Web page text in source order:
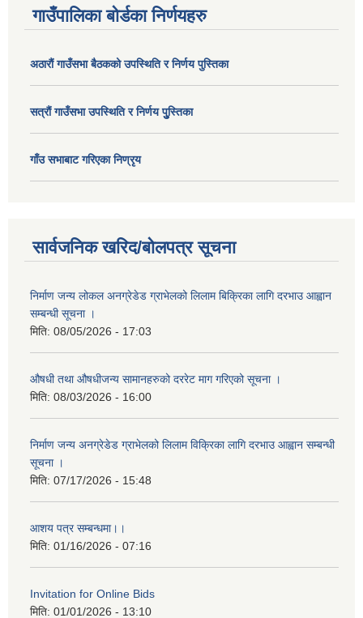
गाउँपालिका बोर्डका निर्णयहरु
अठाराैं गाउँसभा बैठकको उपस्थिति र निर्णय पुस्तिका
सत्राैं गाउँसभा उपस्थिति र निर्णय पुु्स्तिका
गाँउ सभाबाट गरिएका निण्रृय
सार्वजनिक खरिद/बोलपत्र सूचना
निर्माण जन्य लोकल अनग्रेडेड ग्राभेलको लिलाम बिक्रिका लागि दरभाउ आह्वान
सम्बन्धी सूचना ।
मिति: 08/05/2026 - 17:03
औषधी तथा औषधीजन्य सामानहरुको दररेट माग गरिएको सूचना ।
मिति: 08/03/2026 - 16:00
निर्माण जन्य अनग्रेडेड ग्राभेलको लिलाम विक्रिका लागि दरभाउ आह्वान सम्बन्धी
सूचना ।
मिति: 07/17/2026 - 15:48
आशय पत्र सम्बन्धमा।।
मिति: 01/16/2026 - 07:16
Invitation for Online Bids
मिति: 01/01/2026 - 13:10